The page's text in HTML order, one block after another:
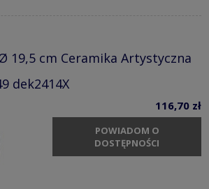
19,5 cm Ceramika Artystyczna
dek2414X
116,70 zł
POWIADOM O
DOSTĘPNOŚCI